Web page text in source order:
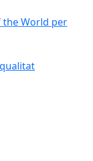
the World per